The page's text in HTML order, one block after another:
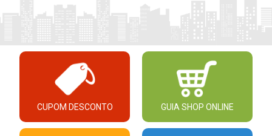
CUPOM DESCONTO GUIA SHOP ONLINE